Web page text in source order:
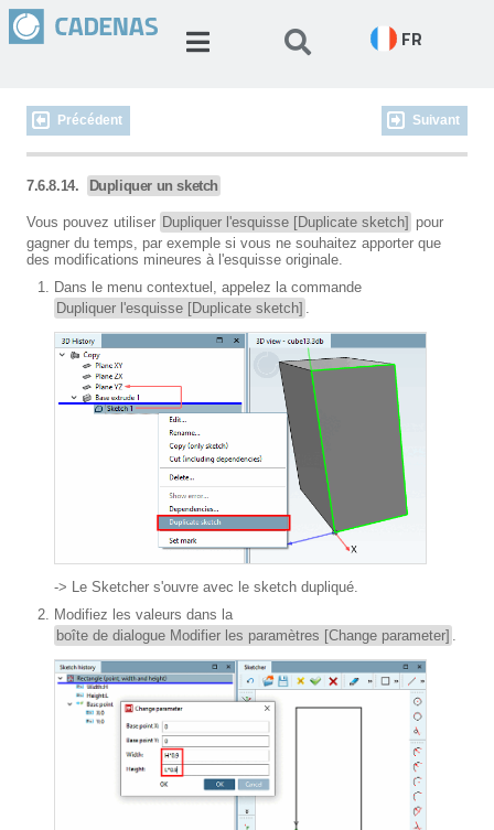
FR
Précédent Suivant
7.6.8.14. Dupliquer un sketch
Vous pouvez utiliser Dupliquer l'esquisse [Duplicate sketch] pour
gagner du temps, par exemple si vous ne souhaitez apporter que
des modifications mineures à l'esquisse originale.
Dans le menu contextuel, appelez la commande
Dupliquer l'esquisse [Duplicate sketch] .
-> Le Sketcher s'ouvre avec le sketch dupliqué.
Modifiez les valeurs dans la
boîte de dialogue Modifier les paramètres [Change parameter] .